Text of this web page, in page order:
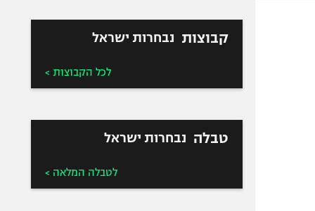
טניס
ספורט אולימפי
UFC
קבוצות נבחרות ישראל
לכל הקבוצות >
טבלה נבחרות ישראל
לטבלה המלאה >